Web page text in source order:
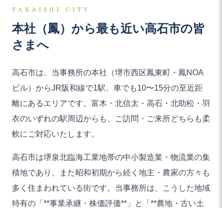
TAKAISHI CITY
本社（鳳）から最も近い高石市の皆
さまへ
高石市は、当事務所の本社（堺市西区鳳東町・鳳NOA
ビル）からJR阪和線で1駅、車でも10〜15分の至近距
離にあるエリアです。富木・北信太・高石・北助松・羽
衣のいずれの駅周辺からも、ご訪問・ご来所どちらも柔
軟にご対応いたします。
高石市は堺泉北臨海工業地帯の中小製造業・物流業の集
積地であり、また昭和初期から続く地主・農家の方々も
多く住まわれている街です。当事務所は、こうした地域
特有の「**事業承継・株価評価**」と「**農地・古い土